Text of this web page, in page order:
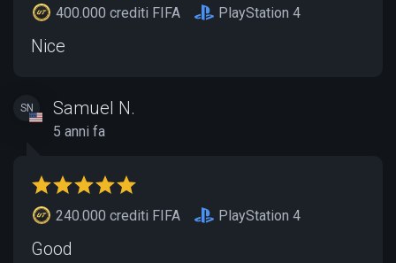
400.000 crediti FIFA PlayStation 4
Nice
SN Samuel N.
5 anni fa
240.000 crediti FIFA PlayStation 4
Good